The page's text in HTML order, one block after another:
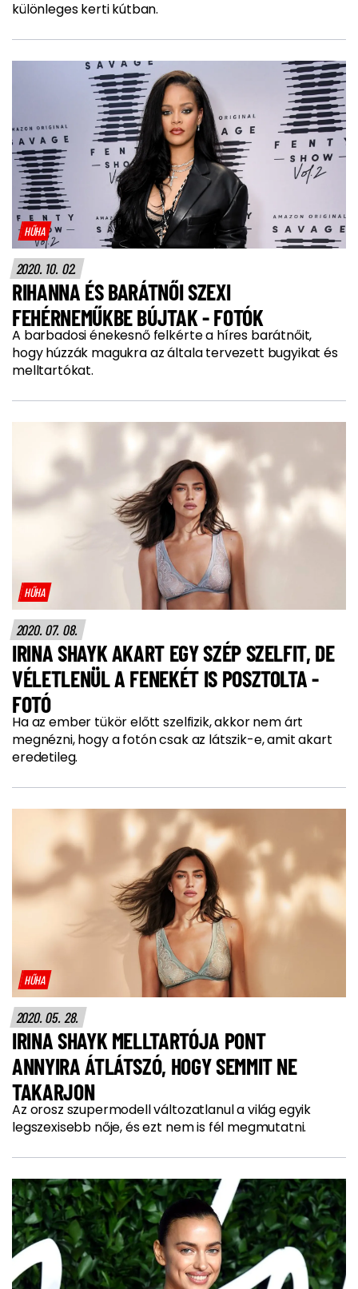
különleges kerti kútban.
HŰHA
2020. 10. 02.
RIHANNA ÉS BARÁTNŐI SZEXI
FEHÉRNEMŰKBE BÚJTAK - FOTÓK
A barbadosi énekesnő felkérte a híres barátnőit,
hogy húzzák magukra az általa tervezett bugyikat és
melltartókat.
HŰHA
2020. 07. 08.
IRINA SHAYK AKART EGY SZÉP SZELFIT, DE
VÉLETLENÜL A FENEKÉT IS POSZTOLTA -
FOTÓ
Ha az ember tükör előtt szelfizik, akkor nem árt
megnézni, hogy a fotón csak az látszik-e, amit akart
eredetileg.
HŰHA
2020. 05. 28.
IRINA SHAYK MELLTARTÓJA PONT
ANNYIRA ÁTLÁTSZÓ, HOGY SEMMIT NE
TAKARJON
Az orosz szupermodell változatlanul a világ egyik
legszexisebb nője, és ezt nem is fél megmutatni.